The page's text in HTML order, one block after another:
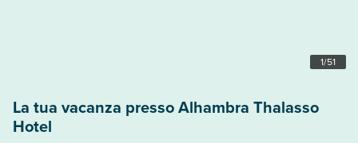
1/51
La tua vacanza presso Alhambra Thalasso
Hotel